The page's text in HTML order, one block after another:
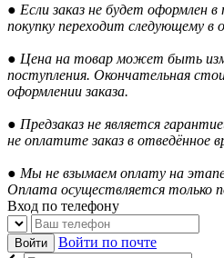
● Если заказ не будет оформлен в
покупку переходит следующему в
● Цена на товар может быть
поступления. Окончательная
оформлении заказа.
● Предзаказ не является
не оплатите заказ в отведённое
● Мы не взымаем оплату на этапе
Оплата осуществляется только
Вход по телефону
Войти Войти по почте